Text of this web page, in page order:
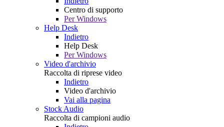
Centro di supporto
Per Windows
Help Desk
Indietro
Help Desk
Per Windows
Video d'archivio
Raccolta di riprese video
Indietro
Video d'archivio
Vai alla pagina
Stock Audio
Raccolta di campioni audio